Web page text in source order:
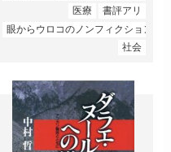
医療
書評アリ
眼からウロコのノンフィクション
社会